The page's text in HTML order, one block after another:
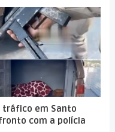
tráfico em Santo
com a polícia